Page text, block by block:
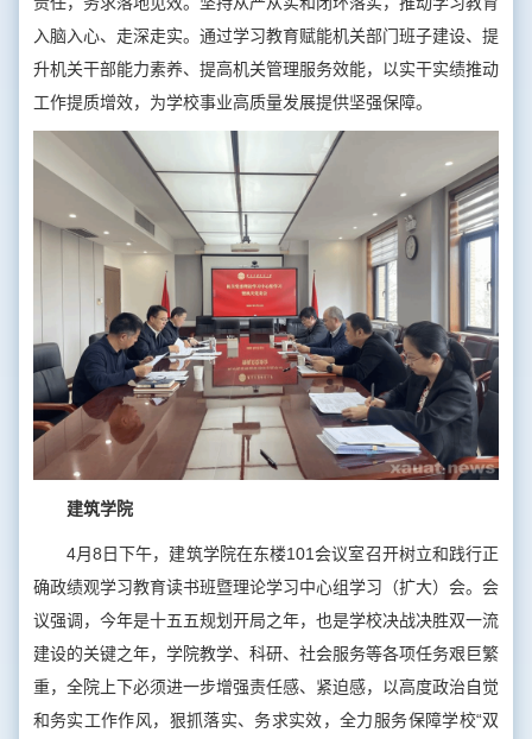
入脑入心、走深走实。通过学习教育赋能机关部门班子建设、提
升机关干部能力素养、提高机关管理服务效能，以实干实绩推动
工作提质增效，为学校事业高质量发展提供坚强保障。
建筑学院
4月8日下午，建筑学院在东楼101会议室召开树立和践行正
确政绩观学习教育读书班暨理论学习中心组学习（扩大）会。会
议强调，今年是十五五规划开局之年，也是学校决战决胜双一流
建设的关键之年，学院教学、科研、社会服务等各项任务艰巨繁
重，全院上下必须进一步增强责任感、紧迫感，以高度政治自觉
和务实工作作风，狠抓落实、务求实效，全力服务保障学校“双